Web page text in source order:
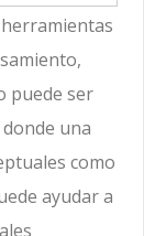
puede ser
una
como
ayudar a